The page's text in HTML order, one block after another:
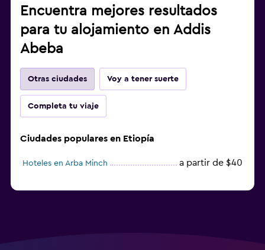
Encuentra mejores resultados
para tu alojamiento en Addis
Abeba
Otras ciudades Voy a tener suerte
Completa tu viaje
Ciudades populares en Etiopía
Hoteles en Arba Minch a partir de $40